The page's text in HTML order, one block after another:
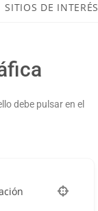
SITIOS DE INTERÉS
debe pulsar en el